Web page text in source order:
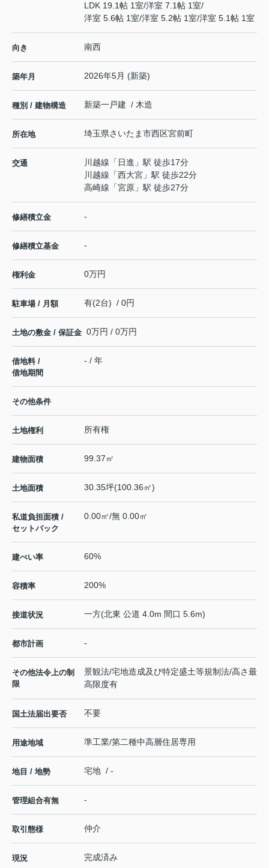
LDK 19.1帖 1室/洋室 7.1帖 1室/
洋室 5.6帖 1室/洋室 5.2帖 1室/洋室 5.1帖 1室
向き 南西
築年月 2026年5月 (新築)
種別 / 建物構造 新築一戸建 / 木造
所在地 埼玉県さいたま市西区宮前町
交通 川越線 「 日進 」駅 徒歩17分
川越線 「西大宮 」駅 徒歩22分
高崎線 「宮原 」駅 徒歩27分
修繕積立金 -
修繕積立基金 -
権利金 0万円
駐車場 / 月額 有(2台) / 0円
土地の敷金 / 保証金 0万円 / 0万円
借地料 /
借地期間
- / 年
その他条件
土地権利 所有権
建物面積 99.37㎡
土地面積 30.35坪(100.36㎡)
私道負担面積 /
セットバック
0.00㎡/無 0.00㎡
建ぺい率 60%
容積率 200%
接道状況 一方(北東 公道 4.0m 間口 5.6m)
都市計画 -
その他法令上の制
限
景観法/宅地造成及び特定盛土等規制法/高さ最
高限度有
国土法届出要否 不要
用途地域 準工業/第二種中高層住居専用
地目 / 地勢 宅地 / -
管理組合有無 -
取引態様 仲介
現況 完成済み